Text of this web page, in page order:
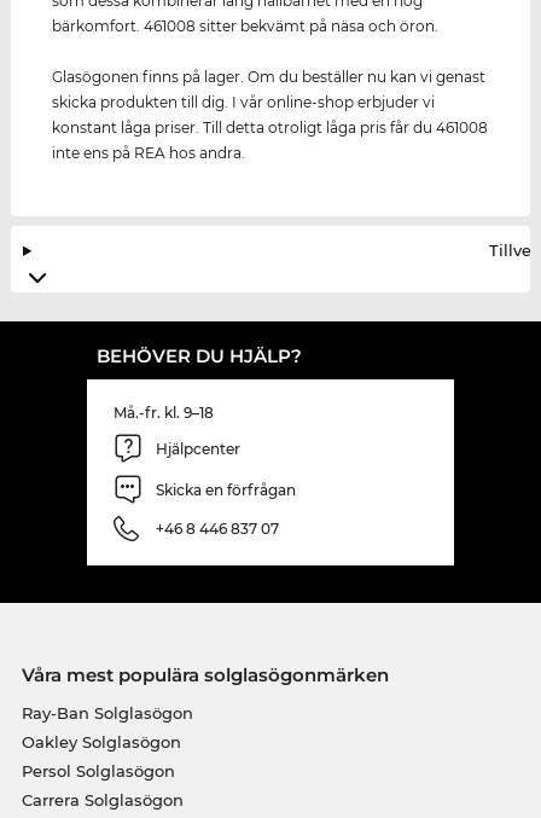
bärkomfort. 461008 sitter bekvämt på näsa och öron.
Glasögonen finns på lager. Om du beställer nu kan vi genast
skicka produkten till dig. I vår online-shop erbjuder vi
konstant låga priser. Till detta otroligt låga pris får du 461008
inte ens på REA hos andra.
BEHÖVER DU HJÄLP?
Må.-fr. kl. 9–18
Hjälpcenter
Skicka en förfrågan
+46 8 446 837 07
Våra mest populära solglasögonmärken
Ray-Ban Solglasögon
Oakley Solglasögon
Persol Solglasögon
Carrera Solglasögon